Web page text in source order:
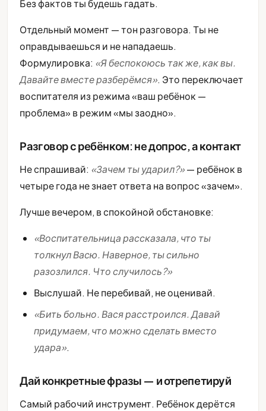
Без фактов ты будешь гадать.
Отдельный момент — тон разговора. Ты не
оправдываешься и не нападаешь.
Формулировка: «Я беспокоюсь так же, как вы.
Давайте вместе разберёмся». Это переключает
воспитателя из режима «ваш ребёнок —
проблема» в режим «мы заодно».
Разговор с ребёнком: не допрос, а контакт
Не спрашивай: «Зачем ты ударил?»— ребёнок в
четыре года не знает ответа на вопрос «зачем».
Лучше вечером, в спокойной обстановке:
«Воспитательница рассказала, что ты
толкнул Васю. Наверное, ты сильно
разозлился. Что случилось?»
Выслушай. Не перебивай, не оценивай.
«Бить больно. Вася расстроился. Давай
придумаем, что можно сделать вместо
удара».
Дай конкретные фразы — и отрепетируй
Самый рабочий инструмент. Ребёнок дерётся